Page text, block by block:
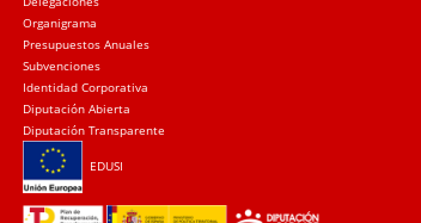
Organigrama
Presupuestos Anuales
Subvenciones
Identidad Corporativa
Diputación Abierta
Diputación Transparente
EDUSI